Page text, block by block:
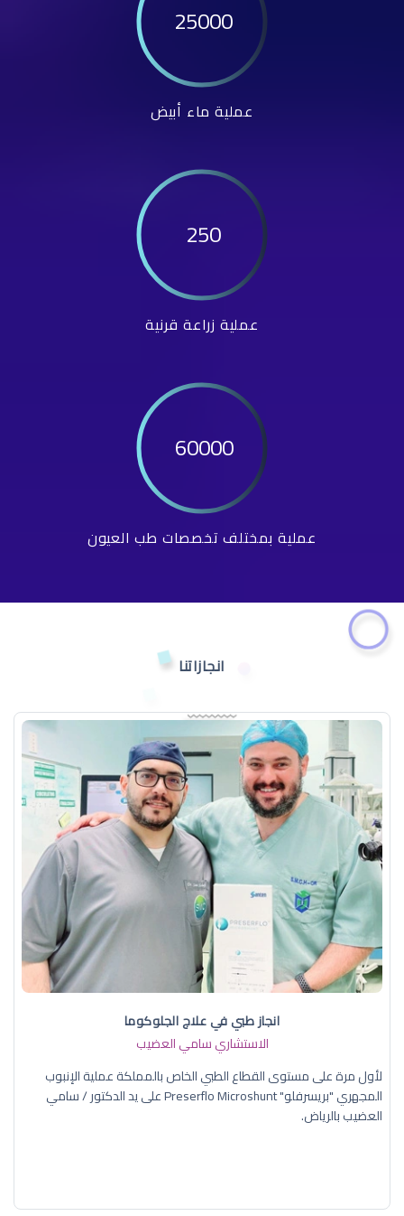
25000
عملية ماء أبيض
250
عملية زراعة قرنية
60000
عملية بمختلف تخصصات طب العيون
انجازاتنا
انجاز طبي في علاج الجلوكوما
الاستشاري سامي العضيب
لأول مرة على مستوى القطاع الطبي الخاص بالمملكة عملية الإنبوب
المجهري "بريسرفلو" Preserflo Microshunt على يد الدكتور / سامي
العضيب بالرياض.